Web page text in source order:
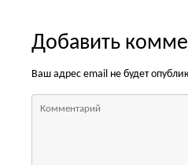
Добавить
Ваш адрес email не будет